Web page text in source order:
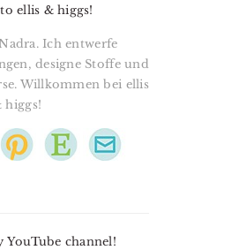
ellis & higgs!
Ich entwerfe
designe Stoffe und
Willkommen bei ellis
higgs!
YouTube channel!